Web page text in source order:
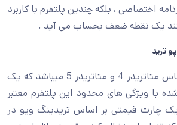
تنها 1 برنامه اختصاصی ، بلکه چندین پلتفرم با کاربرد
یک نقطه ضعف بحساب می آید .
این نسخه بر اساس متاتریدر 4 و متاتریدر 5 میباشد که یک
با ویژگی های محدود این پلتفرم معتبر
چارت قیمتی بر اساس تریدینگ ویو در